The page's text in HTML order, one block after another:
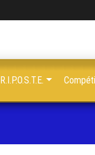
R.I.P.O.S.T.E.